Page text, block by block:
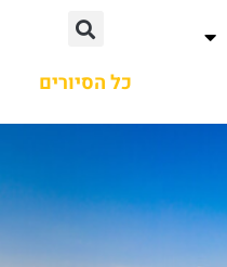
כל הסיורים